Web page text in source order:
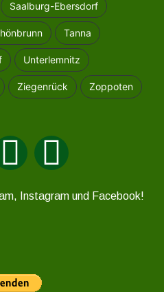
Saalburg-Ebersdorf
Tanna
Unterlemnitz
Ziegenrück Zoppoten
Instagram und Facebook!